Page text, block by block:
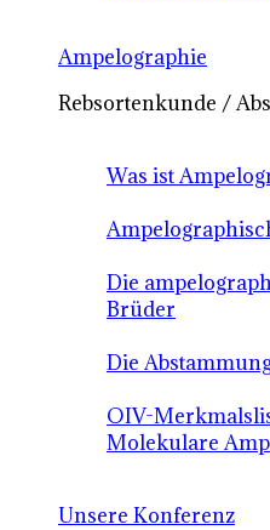
Ampelographie
Rebsortenkunde /
Was ist
Die
Brüder
Die
OIV-
Molekulare
Unsere Konferenz